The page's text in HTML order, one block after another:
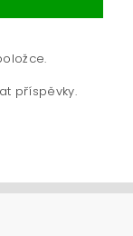
příspěvky.